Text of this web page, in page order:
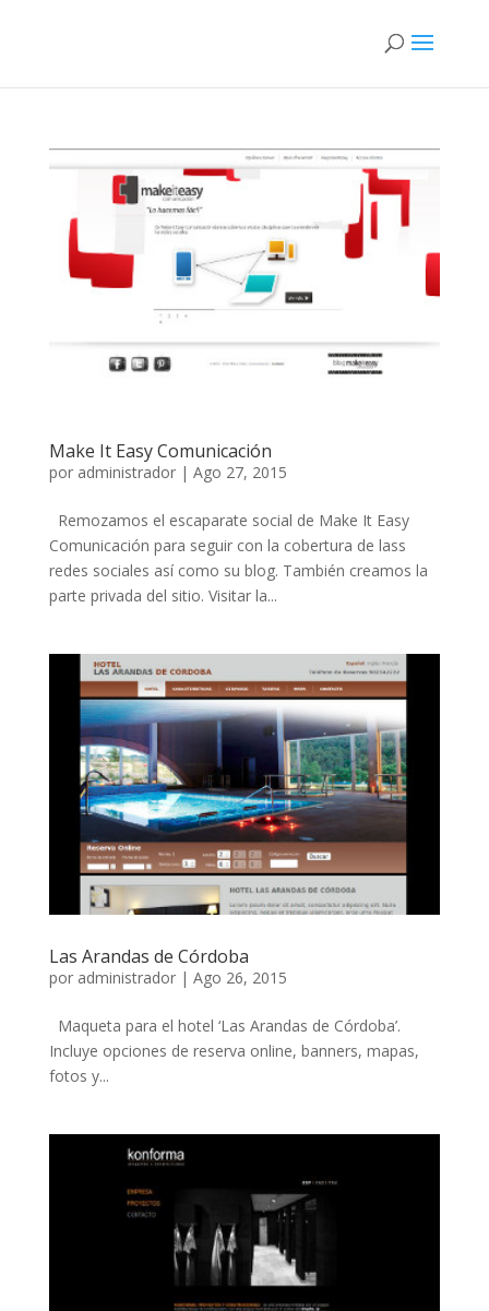
Make It Easy Comunicación
por administrador| Ago 27, 2015
Remozamos el escaparate social de Make It Easy
Comunicación para seguir con la cobertura de lass
redes sociales así como su blog. También creamos la
parte privada del sitio. Visitar la...
Las Arandas de Córdoba
por administrador| Ago 26, 2015
Maqueta para el hotel ‘Las Arandas de Córdoba’.
Incluye opciones de reserva online, banners, mapas,
fotos y...